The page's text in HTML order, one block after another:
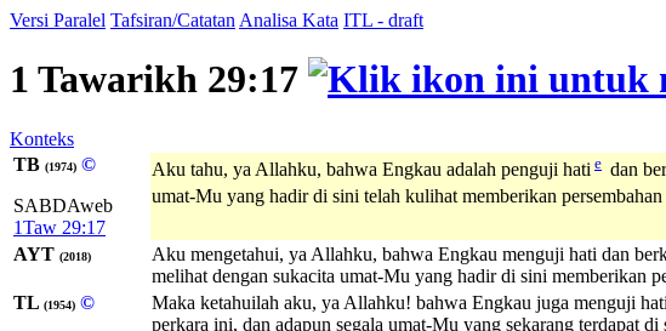
Versi Paralel Tafsiran/Catatan Analisa Kata ITL - draft
1 Tawarikh 29:17
Konteks
TB (1974) ©
SABDAweb
1Taw 29:17
Aku tahu, ya Allahku, bahwa Engkau adalah penguji hati e dan
umat-Mu yang hadir di sini telah kulihat memberikan
AYT (2018)
Aku mengetahui, ya Allahku, bahwa Engkau menguji hati dan
melihat dengan sukacita umat-Mu yang hadir di sini memberikan
TL (1954) ©
Maka ketahuilah aku, ya Allahku! bahwa Engkau juga menguji
perkara ini, dan adapun segala umat-Mu yang sekarang terdapat